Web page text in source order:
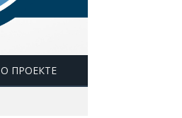
О ПРОЕКТЕ